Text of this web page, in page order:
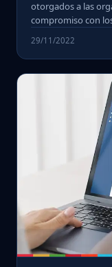
otorgados a las
compromiso con
29/11/2022